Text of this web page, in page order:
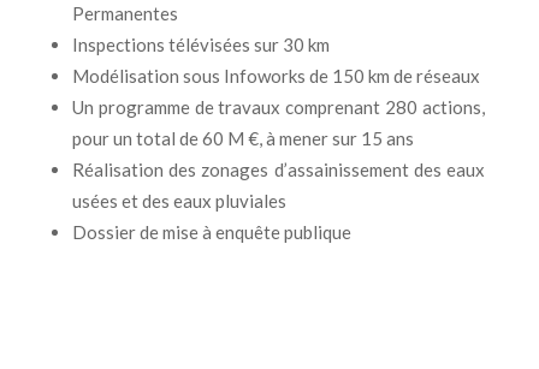
Permanentes
Inspections télévisées sur 30 km
Modélisation sous Infoworks de 150 km de réseaux
Un programme de travaux comprenant 280 actions,
pour un total de60 M €, à mener sur 15 ans
Réalisation des zonages d’assainissement des eaux
usées et des eaux pluviales
Dossier de mise à enquête publique